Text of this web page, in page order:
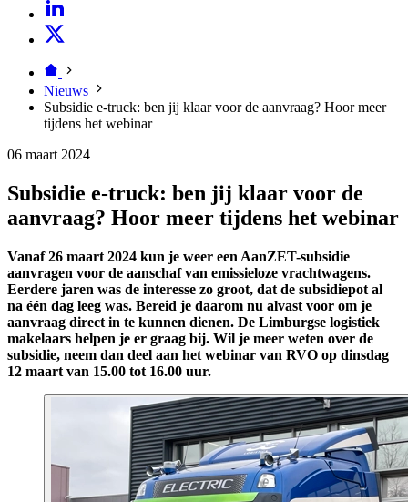
Nieuws
Subsidie e-truck: ben jij klaar voor de aanvraag? Hoor meer
tijdens het webinar
06 maart 2024
Subsidie e-truck: ben jij klaar voor de
aanvraag? Hoor meer tijdens het webinar
Vanaf 26 maart 2024 kun je weer een AanZET-subsidie
aanvragen voor de aanschaf van emissieloze vrachtwagens.
Eerdere jaren was de interesse zo groot, dat de subsidiepot al
na één dag leeg was. Bereid je daarom nu alvast voor om je
aanvraag direct in te kunnen dienen. De Limburgse logistiek
makelaars helpen je er graag bij. Wil je meer weten over de
subsidie, neem dan deel aan het webinar van RVO op dinsdag
12 maart van 15.00 tot 16.00 uur.